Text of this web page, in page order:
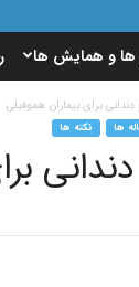
ها و همایش ها
برای بیماران هموفیلی
ها نکته ها